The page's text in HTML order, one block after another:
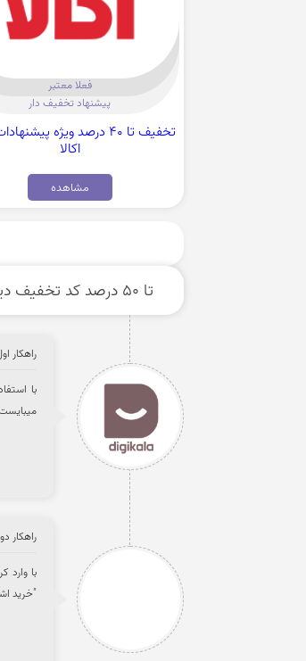
فعلا معتبر
پیشنهاد تخفیف دار
تخفیف تا 40 درصد ویژه
اکالا
مشاهده
تا 50 درصد کد تخفیف دیجی پلاس اشتراک سه ماهه
راهکار
راهکار
"خرید